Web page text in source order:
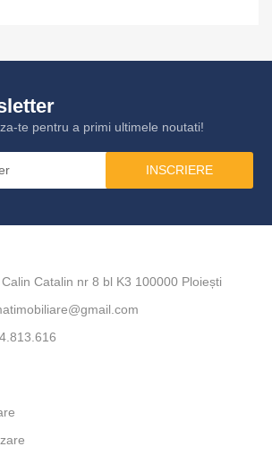
te pentru a primi ultimele noutati!
INSCRIERE
Catalin nr 8 bl K3 100000 Ploiești